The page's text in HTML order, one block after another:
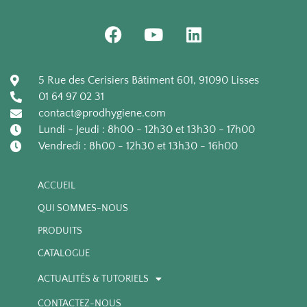
Emballage unitaire
F
a
e
o
o
k
Y
o
t
b
e
L
i
k
i
n
5 Rue des Cerisiers Bâtiment 601, 91090 Lisses
01 64 97 02 31
contact@prodhygiene.com
Lundi - Jeudi : 8h00 - 12h30 et 13h30 - 17h00
Vendredi : 8h00 - 12h30 et 13h30 - 16h00
ACCUEIL
QUI SOMMES-NOUS
PRODUITS
CATALOGUE
ACTUALITÉS & TUTORIELS
CONTACTEZ-NOUS